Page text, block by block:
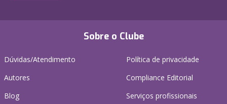
Sobre o Clube
Dúvidas/Atendimento
Autores
Blog
Política de privacidade
Compliance Editorial
Serviços profissionais